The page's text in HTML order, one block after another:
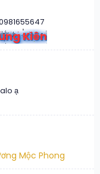
Kiên
ạ
Mộc Phong